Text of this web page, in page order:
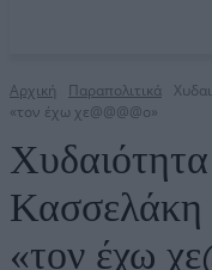
Αρχική Παραπολιτικά
«τον έχω χε@@@@ο»
Κασσελάκη
«τον έχω